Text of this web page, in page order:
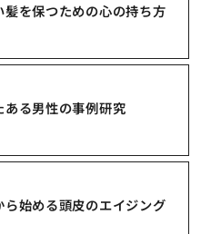
を保つための心の持ち方
る男性の事例研究
始める頭皮のエイジング